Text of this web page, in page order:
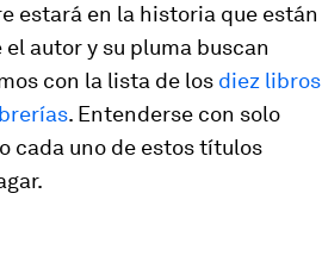
estará en la historia que están
autor y su pluma buscan
con la lista de los diez libros
. Entenderse con solo
cada uno de estos títulos